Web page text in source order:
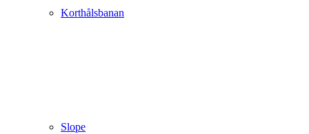
Korthålsbanan
Slope